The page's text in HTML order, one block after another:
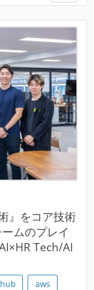
』をコア技術
ムのプレイ
Tech/AI
aws